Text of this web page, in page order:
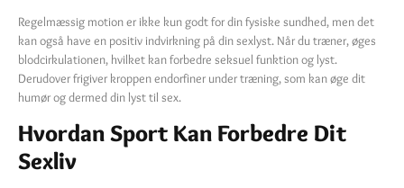
Regelmæssig motion er ikke kun godt for din fysiske sundhed, men det
kan også have en positiv indvirkning på din sexlyst. Når du træner, øges
blodcirkulationen, hvilket kan forbedre seksuel funktion og lyst.
Derudover frigiver kroppen endorfiner under træning, som kan øge dit
humør og dermed din lyst til sex.
Hvordan Sport Kan Forbedre Dit
Sexliv